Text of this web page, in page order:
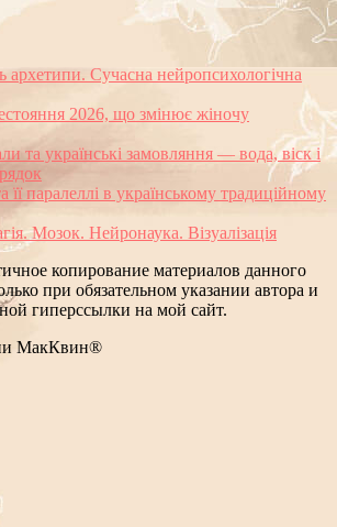
Сучасна нейропсихологічна
2026, що змінює жіночу
та українські замовляння — вода, віск і
її паралеллі в українському традиційному
Мозок. Нейронаука. Візуалізація
копирование материалов данного
при обязательном указании автора и
гиперссылки на мой сайт.
МакКвин®